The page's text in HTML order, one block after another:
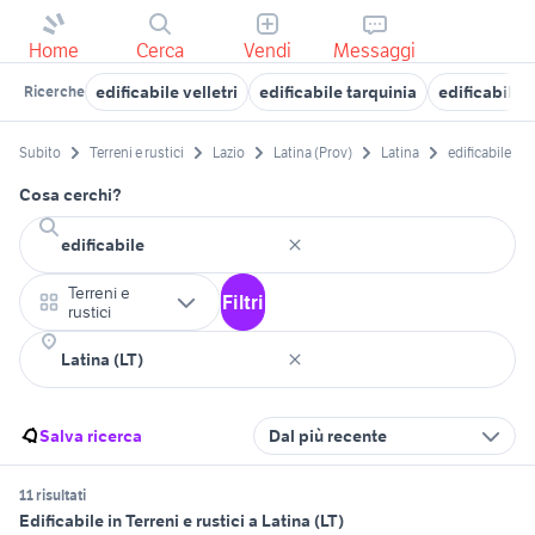
Home Cerca Vendi Messaggi
Ricerche edificabile velletri edificabile tarquinia edificabile
Subito Terreni e rustici Lazio Latina (Prov) Latina edificabile
Cosa cerchi?
Terreni e
rustici
Filtri
Salva ricerca Dal più recente
11 risultati
Edificabile in Terreni e rustici a Latina (LT)